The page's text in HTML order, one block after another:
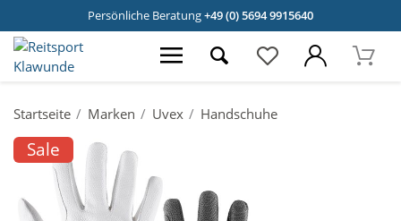
Persönliche Beratung+49 (0) 5694 9915640
Startseite Marken Uvex Handschuhe
Sale